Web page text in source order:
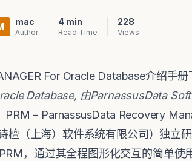
mac
Author
4 min
Read Time
228
Views
For Oracle Database介绍手
Database, 由ParnassusData
– ParnassusData Recovery
檀（上海）软件系统有限公司）独立
，通过其全程图形化交互的简单使